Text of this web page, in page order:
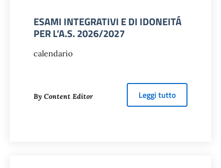
ESAMI INTEGRATIVI E DI IDONEITÁ
PER L’A.S. 2026/2027
calendario
By Content Editor Leggi tuttoabout